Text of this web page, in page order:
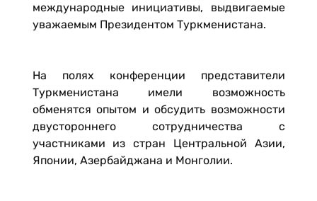
международные инициативы, выдвигаемые
уважаемым Президентом Туркменистана.
На полях конференции представители
Туркменистана имели возможность
обменятся опытом и обсудить возможности
двустороннего сотрудничества с
участниками из стран Центральной Азии,
Японии, Азербайджана и Монголии.